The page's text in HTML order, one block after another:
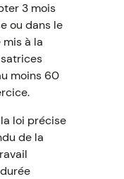
3 mois
ou dans le
à la
moins 60
loi précise
de la